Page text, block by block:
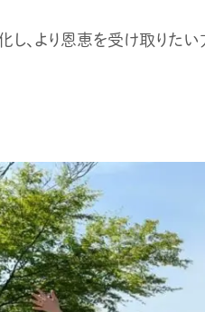
し、より恩恵を受け取りたい